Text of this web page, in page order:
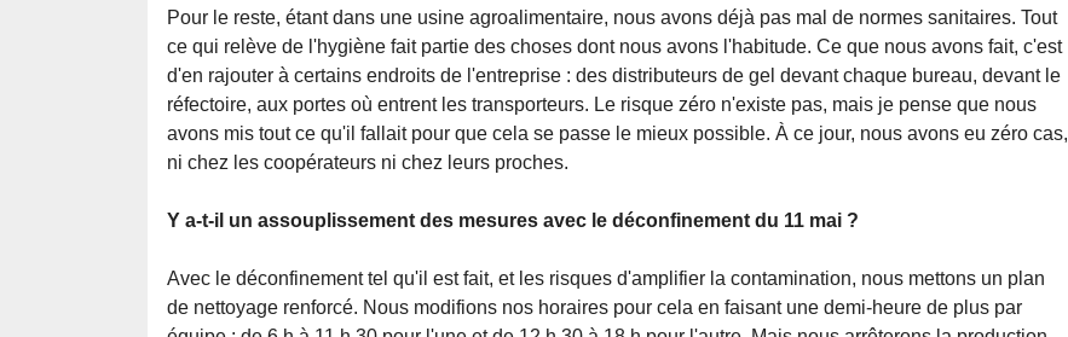
Pour le reste, étant dans une usine agroalimentaire, nous avons déjà pas mal de normes sanitaires. Tout
ce qui relève de l'hygiène fait partie des choses dont nous avons l'habitude. Ce que nous avons fait, c'est
d'en rajouter à certains endroits de l'entreprise : des distributeurs de gel devant chaque bureau, devant le
réfectoire, aux portes où entrent les transporteurs. Le risque zéro n'existe pas, mais je pense que nous
avons mis tout ce qu'il fallait pour que cela se passe le mieux possible. À ce jour, nous avons eu zéro cas,
ni chez les coopérateurs ni chez leurs proches.
Y a-t-il un assouplissement des mesures avec le déconfinement du 11 mai ?
Avec le déconfinement tel qu'il est fait, et les risques d'amplifier la contamination, nous mettons un plan
de nettoyage renforcé. Nous modifions nos horaires pour cela en faisant une demi-heure de plus par